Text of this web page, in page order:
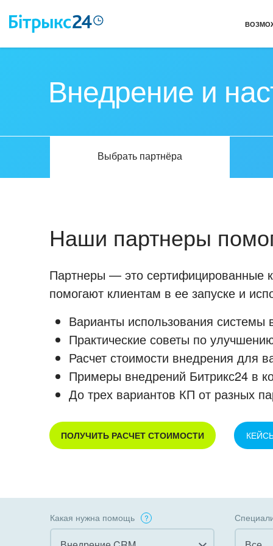
Внедрение и
Выбрать партнёра
Наши партнеры
Партнеры — это сертифицированные
помогают клиентам в ее запуске и
Варианты использования системы
Практические советы по
Расчет стоимости внедрения для
Примеры внедрений Битрикс24 в
До трех вариантов КП от разных
ПОЛУЧИТЬ РАСЧЕТ СТОИМОСТИ
Какая нужна помощь